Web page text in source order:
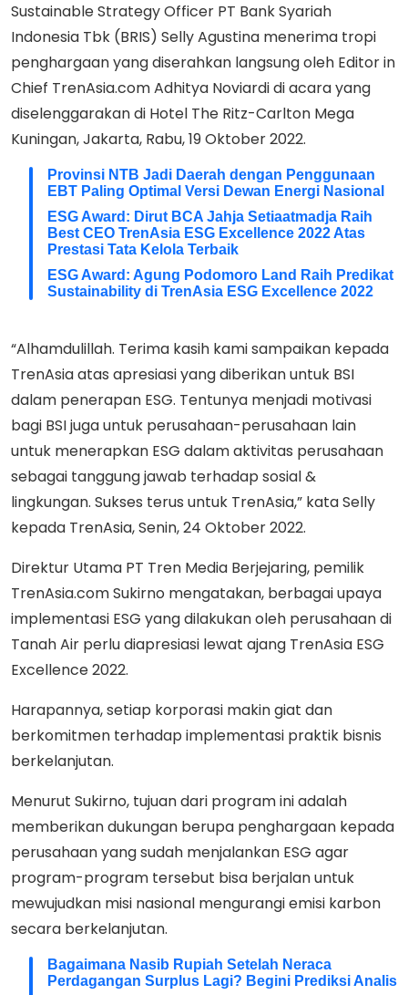
Sustainable Strategy Officer PT Bank Syariah
Indonesia Tbk (BRIS) Selly Agustina menerima tropi
penghargaan yang diserahkan langsung oleh Editor in
Chief TrenAsia.com Adhitya Noviardi di acara yang
diselenggarakan di Hotel The Ritz-Carlton Mega
Kuningan, Jakarta, Rabu, 19 Oktober 2022.
Provinsi NTB Jadi Daerah dengan Penggunaan
EBT Paling Optimal Versi Dewan Energi Nasional
ESG Award: Dirut BCA Jahja Setiaatmadja Raih
Best CEO TrenAsia ESG Excellence 2022 Atas
Prestasi Tata Kelola Terbaik
ESG Award: Agung Podomoro Land Raih Predikat
Sustainability di TrenAsia ESG Excellence 2022
“Alhamdulillah. Terima kasih kami sampaikan kepada
TrenAsia atas apresiasi yang diberikan untuk BSI
dalam penerapan ESG. Tentunya menjadi motivasi
bagi BSI juga untuk perusahaan-perusahaan lain
untuk menerapkan ESG dalam aktivitas perusahaan
sebagai tanggung jawab terhadap sosial &
lingkungan. Sukses terus untuk TrenAsia,” kata Selly
kepada TrenAsia, Senin, 24 Oktober 2022.
Direktur Utama PT Tren Media Berjejaring, pemilik
TrenAsia.com Sukirno mengatakan, berbagai upaya
implementasi ESG yang dilakukan oleh perusahaan di
Tanah Air perlu diapresiasi lewat ajang TrenAsia ESG
Excellence 2022.
Harapannya, setiap korporasi makin giat dan
berkomitmen terhadap implementasi praktik bisnis
berkelanjutan.
Menurut Sukirno, tujuan dari program ini adalah
memberikan dukungan berupa penghargaan kepada
perusahaan yang sudah menjalankan ESG agar
program-program tersebut bisa berjalan untuk
mewujudkan misi nasional mengurangi emisi karbon
secara berkelanjutan.
Bagaimana Nasib Rupiah Setelah Neraca
Perdagangan Surplus Lagi? Begini Prediksi Analis